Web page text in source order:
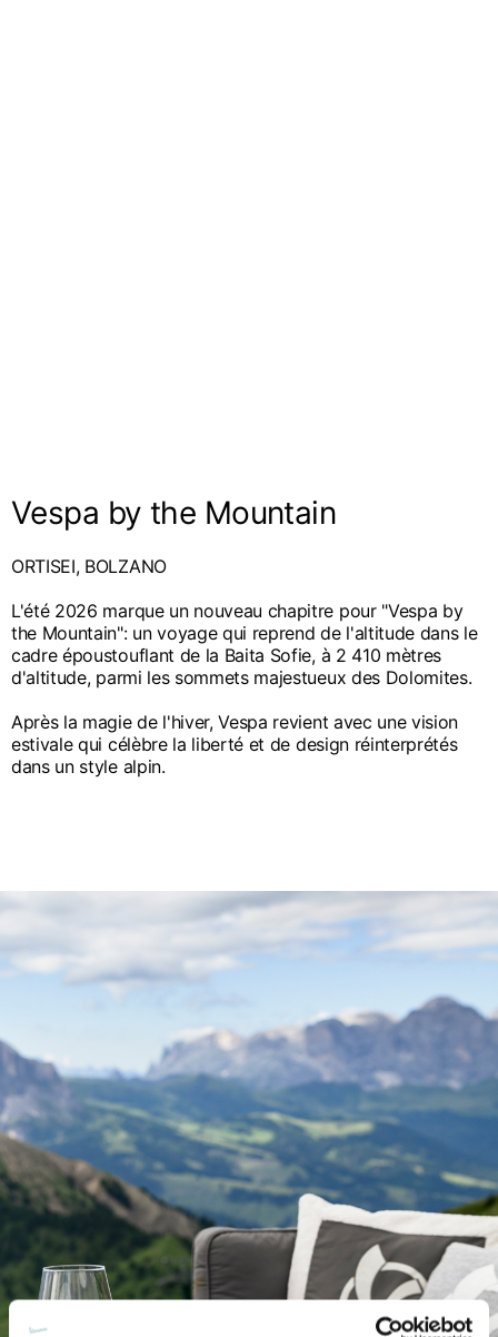
Vespa by the Mountain
ORTISEI, BOLZANO
L'été 2026 marque un nouveau chapitre pour "Vespa by
the Mountain": un voyage qui reprend de l'altitude dans le
cadre époustouflant de la Baita Sofie, à 2 410 mètres
d'altitude, parmi les sommets majestueux des Dolomites.
Après la magie de l'hiver, Vespa revient avec une vision
estivale qui célèbre la liberté et de design réinterprétés
dans un style alpin.